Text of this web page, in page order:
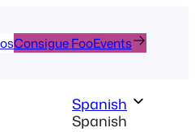
Consigue FooEvents
Spanish
Spanish